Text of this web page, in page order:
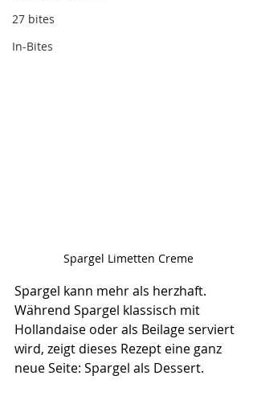
27 bites
In-Bites
Spargel Limetten Creme
Spargel kann mehr als herzhaft.
Während Spargel klassisch mit
Hollandaise oder als Beilage serviert
wird, zeigt dieses Rezept eine ganz
neue Seite: Spargel als Dessert.